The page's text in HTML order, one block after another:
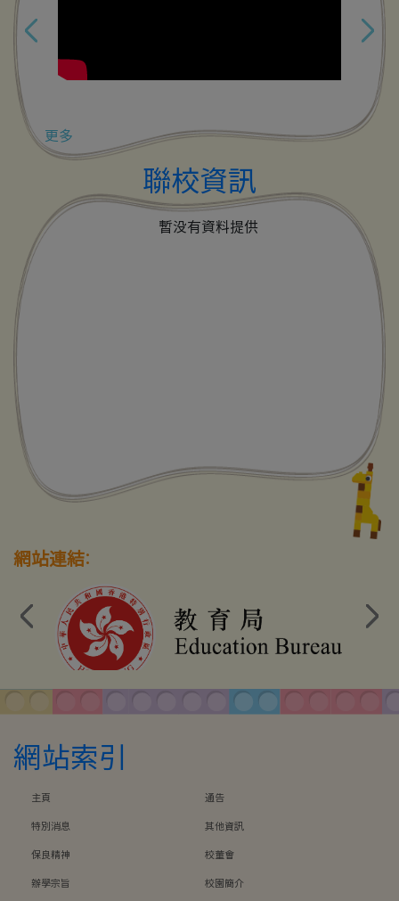
更多
聯校資訊
暫没有資料提供
網站連結:
網站索引
主頁
通告
特別消息
其他資訊
保良精神
校董會
辦學宗旨
校園簡介